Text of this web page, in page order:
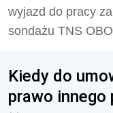
wyjazd do pracy
sondażu TNS
Kiedy do
prawo innego